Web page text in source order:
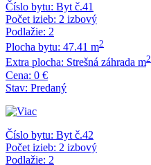
Číslo bytu: Byt č.41
Počet izieb: 2 izbový
Podlažie: 2
Plocha bytu: 47.41 m2
Extra plocha: Strešná záhrada m2
Cena: 0 €
Stav: Predaný
Číslo bytu: Byt č.42
Počet izieb: 2 izbový
Podlažie: 2